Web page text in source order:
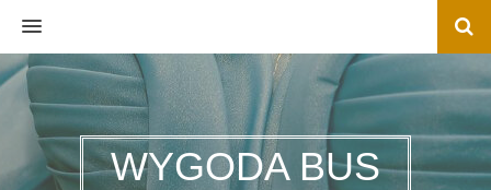
MENU
WYGODA BUS